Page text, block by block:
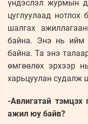
үндэслэл журмын
цуглуулаад нотлох
шалгах
байна. Энэ нь ийм
байна. Та энэ
өмгөөлөх эрхээр
харьцуулан судалж
-Авлигатай тэмцэх
ажил юу байв?